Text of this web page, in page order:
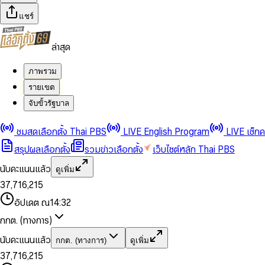
แชร์
ล่าสุด
ภาพรวม
รายเขต
จับขั้วรัฐบาล
ชมสดเลือกตั้ง Thai PBS LIVE English Program
LIVE เช็ก
สรุปผลเลือกตั้ง
รวมข่าวเลือกตั้ง
เว็บไซต์หลัก Thai PBS
นับคะแนนแล้ว
ดูเพิ่ม
0
1
2
3
4
5
6
8
9
2
3
4
5
6
7
8
9
,
0
2
4
6
7
8
9
0
1
2
3
4
5
6
7
8
1
3
5
6
7
8
9
,
1
2
4
5
7
8
9
0
1
3
4
6
7
8
0
2
3
4
5
7
8
อัปเดต ณ14:32
กกต. (ทางการ)
นับคะแนนแล้ว
กกต. (ทางการ) ดูเพิ่ม
0
1
2
3
0
1
2
4
5
6
7,
0
1
2
4
6
7
0
1
0
1
3
5
6,
1
2
0
1
0
2
3
4
5